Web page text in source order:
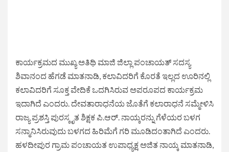
ಕಾರ್ಯಕ್ರಮದ ಮುಖ್ಯ ಅತಿಥಿ ಮಾಜಿ ಜಿಲ್ಲಾ ಪಂಚಾಯತ್ ಸದಸ್ಯ
ಶಿವಾನಂದ ಹೆಗಡೆ ಮಾತನಾಡಿ, ಕಲಾವಿದರಿಗೆ ಕೊರತೆ ಇಲ್ಲದ ಊರಿನಲ್ಲಿ
ಕಲಾವಿದರಿಗೆ ಸೂಕ್ತ ವೇದಿಕೆ ಒದಗಿಸಿರುವ ಅಪರೂಪದ ಕಾರ್ಯಕ್ರಮ
ಇದಾಗಿದೆ ಎಂದರು. ದೇವತಾರಾಧನೆಯ ಜೊತೆಗೆ ಕಲಾರಾಧನೆ ಸಮ್ಮೇಳಿಸಿ
ರಾಜ್ಯ ಪ್ರಶಸ್ತಿ ಪುರಸ್ಕೃತ ಶಿಕ್ಷಕ ಪಿ.ಆರ್. ನಾಯ್ಕರನ್ನು ಗೆಳೆಯರ ಬಳಗ
ಸನ್ಮಾನಿಸಿರುವುದು ಬಳಗದ ಹಿರಿಮೆಗೆ ಗರಿ ಮೂಡಿದಂತಾಗಿದೆ ಎಂದರು.
ಹಳದೀಪುರ ಗ್ರಾಮ ಪಂಚಾಯತ ಉಪಾಧ್ಯಕ್ಷ ಅಜಿತ ನಾಯ್ಕ ಮಾತನಾಡಿ,